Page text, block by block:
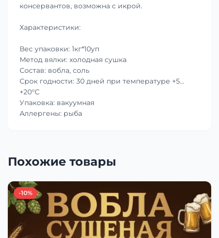
консервантов, возможна с икрой.
Характеристики:
Вес упаковки: 1кг*10уп
Метод вялки: холодная сушка
Состав: вобла, соль
Срок годности: 30 дней при температуре +5…
+20°C
Упаковка: вакуумная
Аллергены: рыба
Похожие товары
-10%